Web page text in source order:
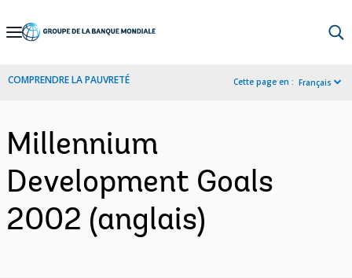
Skip
Navigation
COMPRENDRE LA PAUVRETÉ Cette page en : Français
Millennium
Development Goals
2002 (anglais)